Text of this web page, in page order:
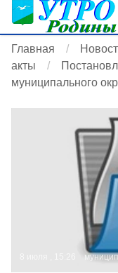
Главная
акты
муниципального